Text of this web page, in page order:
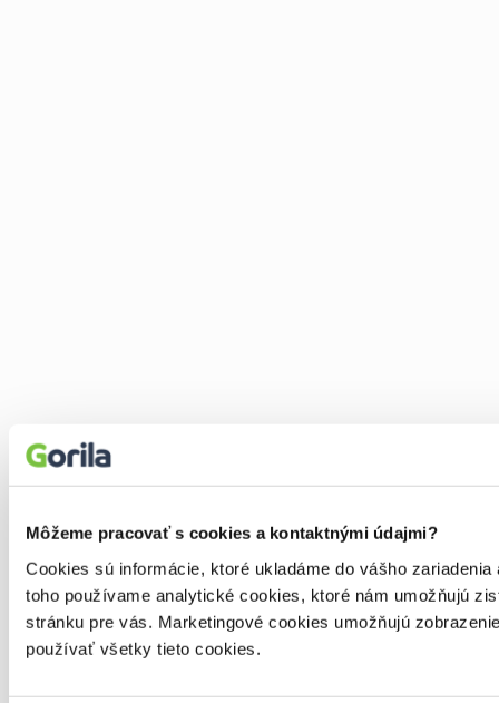
Môžeme pracovať s cookies a kontaktnými údajmi?
Cookies sú informácie, ktoré ukladáme do vášho
toho používame analytické cookies, ktoré nám umožňujú
stránku pre vás. Marketingové cookies umožňujú
používať všetky tieto cookies.